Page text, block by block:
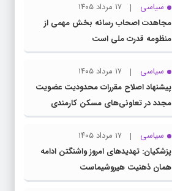
سیاسی
۱۷ مرداد ۱۴۰۵
مجاهدت اصحاب رسانه بخش مهمی از
منظومه قدرت ملی است
سیاسی
۱۷ مرداد ۱۴۰۵
پیشنهاد اصلاح مقررات محدودیت عضویت
مجدد در تعاونی‌های مسکن کارمندی
سیاسی
۱۷ مرداد ۱۴۰۵
پزشکیان: تهدیدهای امروز واشنگتن ادامه
همان ذهنیت هیروشیماست